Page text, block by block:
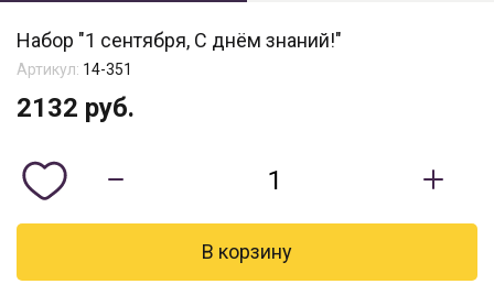
Набор "1 сентября, С днём знаний!"
Артикул: 14-351
2132 руб.